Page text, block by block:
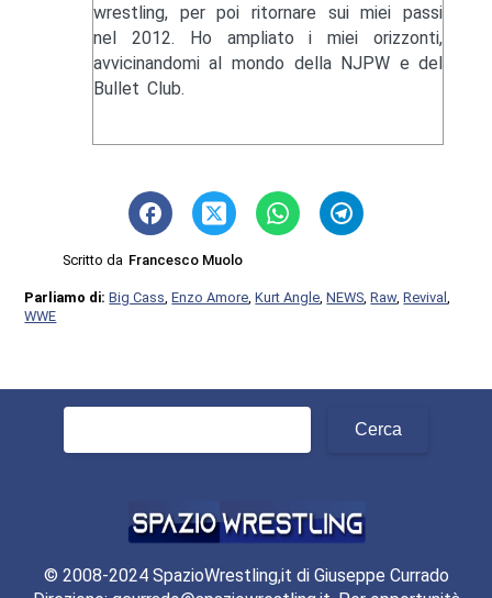
wrestling, per poi ritornare sui miei passi
nel 2012. Ho ampliato i miei orizzonti,
avvicinandomi al mondo della NJPW e del
Bullet Club.
Scritto da Francesco Muolo
Parliamo di:Big Cass,Enzo Amore,Kurt Angle,NEWS,Raw,Revival,
WWE
Ricerca
© 2008-2024 SpazioWrestling,it di Giuseppe Currado